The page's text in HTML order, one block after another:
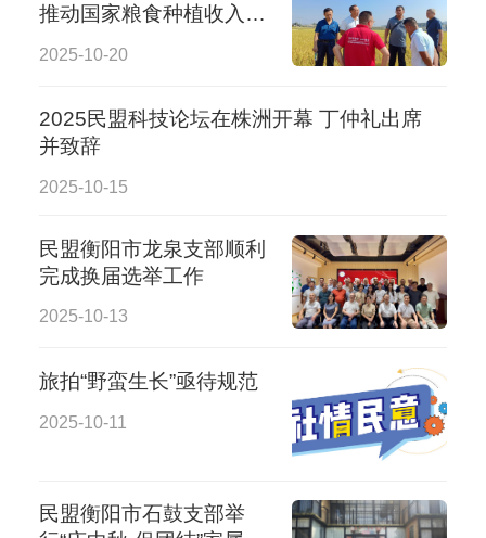
推动国家粮食种植收入保
创新发展
2025-10-20
2025民盟科技论坛在株洲开幕 丁仲礼出席
并致辞
2025-10-15
民盟衡阳市龙泉支部顺利
完成换届选举工作
2025-10-13
旅拍“野蛮生长”亟待规范
2025-10-11
民盟衡阳市石鼓支部举